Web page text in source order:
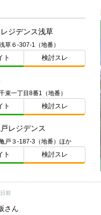
ジデンス浅草
草６-307-1（地番）
ト 検討スレ
束一丁目8番1（地番）
ト 検討スレ
レジデンス
戸３-187-3（地番）ほか
ト 検討スレ
前
さん